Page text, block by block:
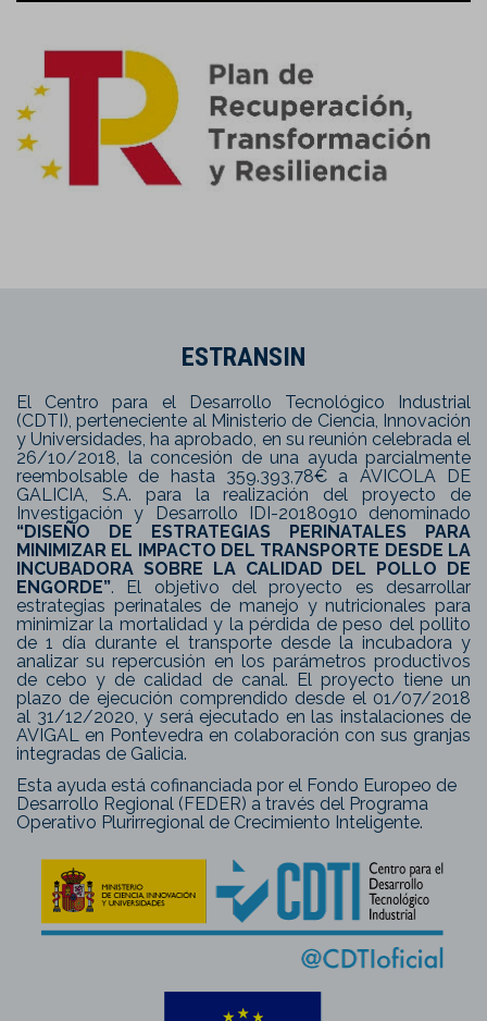
ESTRANSIN
El Centro para el Desarrollo Tecnológico Industrial
(CDTI), perteneciente al Ministerio de Ciencia, Innovación
y Universidades, ha aprobado, en su reunión celebrada el
26/10/2018, la concesión de una ayuda parcialmente
reembolsable de hasta 359.393,78€ a AVICOLA DE
GALICIA, S.A. para la realización del proyecto de
Investigación y Desarrollo IDI-20180910 denominado
“DISEÑO DE ESTRATEGIAS PERINATALES PARA
MINIMIZAR EL IMPACTO DEL TRANSPORTE DESDE LA
INCUBADORA SOBRE LA CALIDAD DEL POLLO DE
ENGORDE”. El objetivo del proyecto es desarrollar
estrategias perinatales de manejo y nutricionales para
minimizar la mortalidad y la pérdida de peso del pollito
de 1 día durante el transporte desde la incubadora y
analizar su repercusión en los parámetros productivos
de cebo y de calidad de canal. El proyecto tiene un
plazo de ejecución comprendido desde el 01/07/2018
al 31/12/2020, y será ejecutado en las instalaciones de
AVIGAL en Pontevedra en colaboración con sus granjas
integradas de Galicia.
Esta ayuda está cofinanciada por el Fondo Europeo de
Desarrollo Regional (FEDER) a través del Programa
Operativo Plurirregional de Crecimiento Inteligente.